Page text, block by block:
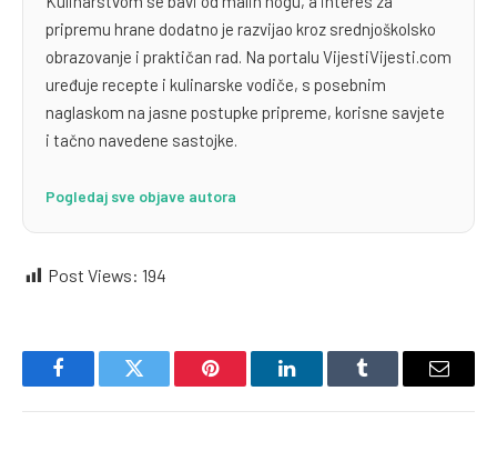
pripremu hrane dodatno je razvijao kroz srednjoškolsko
obrazovanje i praktičan rad. Na portalu VijestiVijesti.com
uređuje recepte i kulinarske vodiče, s posebnim
naglaskom na jasne postupke pripreme, korisne savjete
i tačno navedene sastojke.
Pogledaj sve objave autora
Post Views: 194
FacebookTwitter Pinterest LinkedInTumblr Email